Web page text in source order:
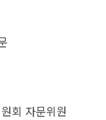
회 자문위원